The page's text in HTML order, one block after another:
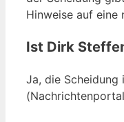
Hinweise auf eine
Ist Dirk
Ja, die Scheidung